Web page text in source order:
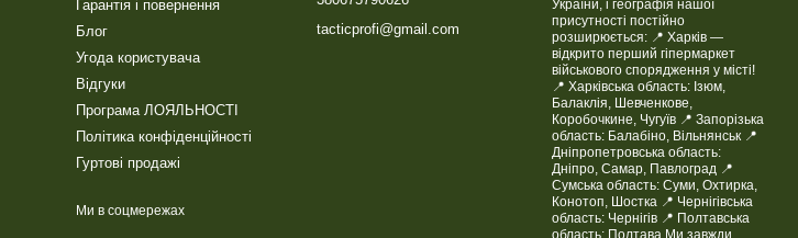
Гарантія і повернення
Блог
Угода користувача
Відгуки
Програма ЛОЯЛЬНОСТІ
Політика конфіденційності
Гуртові продажі
Ми в соцмережах
tacticprofi@gmail.com
України, і географія нашої
присутності постійно
розширюється: 📍 Харків —
відкрито перший гіпермаркет
військового спорядження у місті!
📍 Харківська область: Ізюм,
Балаклія, Шевченкове,
Коробочкине, Чугуїв 📍 Запорізька
область: Балабіно, Вільнянськ 📍
Дніпропетровська область:
Дніпро, Самар, Павлоград 📍
Сумська область: Суми, Охтирка,
Конотоп, Шостка 📍 Чернігівська
область: Чернігів 📍 Полтавська